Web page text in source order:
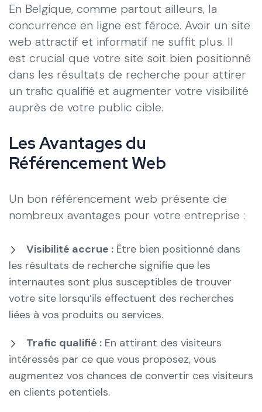
En Belgique, comme partout ailleurs, la
concurrence en ligne est féroce. Avoir un site
web attractif et informatif ne suffit plus. Il
est crucial que votre site soit bien positionné
dans les résultats de recherche pour attirer
un trafic qualifié et augmenter votre visibilité
auprès de votre public cible.
Les Avantages du
Référencement Web
Un bon référencement web présente de
nombreux avantages pour votre entreprise :
Visibilité accrue : Être bien positionné dans
les résultats de recherche signifie que les
internautes sont plus susceptibles de trouver
votre site lorsqu’ils effectuent des recherches
liées à vos produits ou services.
Trafic qualifié : En attirant des visiteurs
intéressés par ce que vous proposez, vous
augmentez vos chances de convertir ces visiteurs
en clients potentiels.